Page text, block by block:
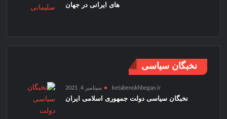
های ایرانی در جهان
نخبگان سیاسی
ketabenokhbegan.ir سپتامبر 4, 2021
نخبگان سیاسی دولت جمهوری اسلامی ایران